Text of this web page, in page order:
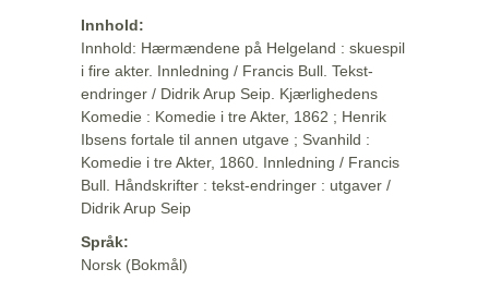
Innhold:
Innhold: Hærmændene på Helgeland : skuespil
i fire akter. Innledning / Francis Bull. Tekst-
endringer / Didrik Arup Seip. Kjærlighedens
Komedie : Komedie i tre Akter, 1862 ; Henrik
Ibsens fortale til annen utgave ; Svanhild :
Komedie i tre Akter, 1860. Innledning / Francis
Bull. Håndskrifter : tekst-endringer : utgaver /
Didrik Arup Seip
Språk:
Norsk (Bokmål)